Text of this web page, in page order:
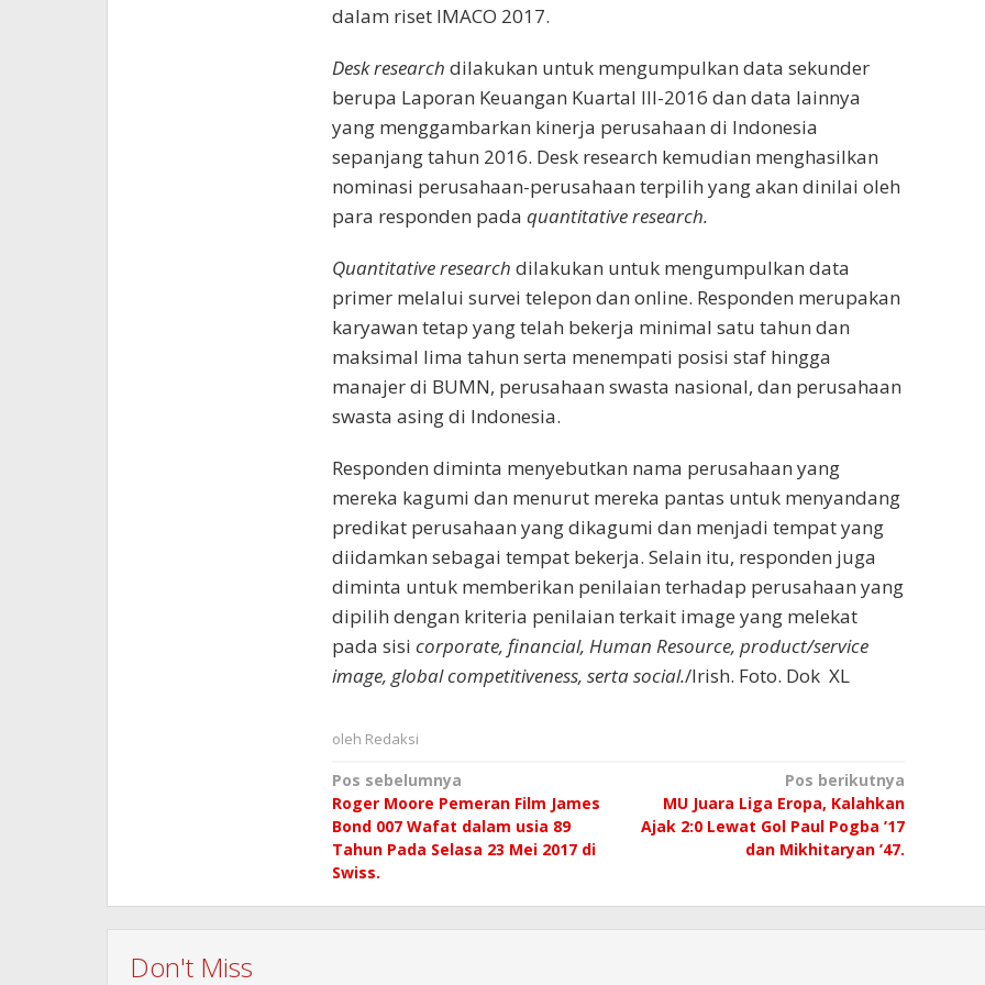
dalam riset IMACO 2017.
Desk research dilakukan untuk mengumpulkan data sekunder
berupa Laporan Keuangan Kuartal III-2016 dan data lainnya
yang menggambarkan kinerja perusahaan di Indonesia
sepanjang tahun 2016. Desk research kemudian menghasilkan
nominasi perusahaan-perusahaan terpilih yang akan dinilai oleh
para responden pada quantitative research.
Quantitative research dilakukan untuk mengumpulkan data
primer melalui survei telepon dan online. Responden merupakan
karyawan tetap yang telah bekerja minimal satu tahun dan
maksimal lima tahun serta menempati posisi staf hingga
manajer di BUMN, perusahaan swasta nasional, dan perusahaan
swasta asing di Indonesia.
Responden diminta menyebutkan nama perusahaan yang
mereka kagumi dan menurut mereka pantas untuk menyandang
predikat perusahaan yang dikagumi dan menjadi tempat yang
diidamkan sebagai tempat bekerja. Selain itu, responden juga
diminta untuk memberikan penilaian terhadap perusahaan yang
dipilih dengan kriteria penilaian terkait image yang melekat
pada sisi corporate, financial, Human Resource, product/service
image, global competitiveness, serta social./Irish. Foto. Dok XL
oleh Redaksi
Navigasi
pos
Pos sebelumnya
Roger Moore Pemeran Film James
Bond 007 Wafat dalam usia 89
Tahun Pada Selasa 23 Mei 2017 di
Swiss.
Pos berikutnya
MU Juara Liga Eropa, Kalahkan
Ajak 2:0 Lewat Gol Paul Pogba ’17
dan Mikhitaryan ’47.
Don't Miss